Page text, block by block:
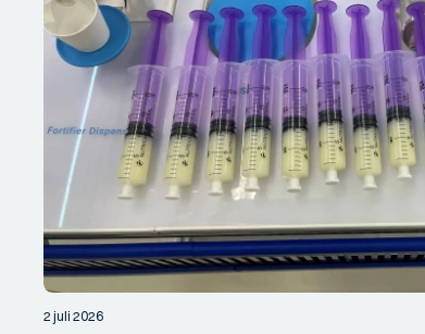
2 juli 2026